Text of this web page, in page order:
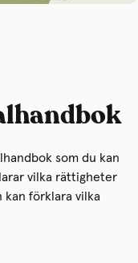
som du kan
vilka rättigheter
kan förklara vilka